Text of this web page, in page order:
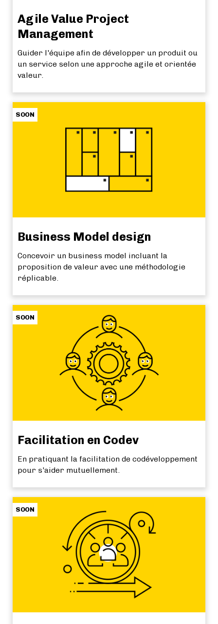
Agile Value Project
Management
Guider l'équipe afin de développer un produit ou
un service selon une approche agile et orientée
valeur.
SOON
Business Model design
Concevoir un business model incluant la
proposition de valeur avec une méthodologie
réplicable.
SOON
Facilitation en Codev
En pratiquant la facilitation de codéveloppement
pour s'aider mutuellement.
SOON